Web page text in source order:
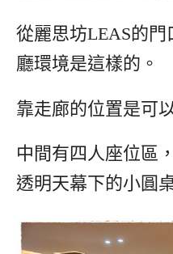
從麗思坊LEAS的
廳環境是這樣的。
靠走廊的位置是可
中間有四人座位區
透明天幕下的小圓